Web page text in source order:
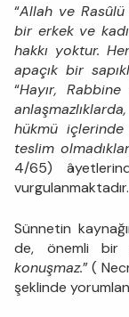
“Allah ve
bir erkek ve
hakkı yoktur.
apaçık bir
“Hayır,
hükmü
teslim
4/65)
vurgulanmaktadır.
Sünnetin
de, önemli bir
konuşmaz.” (
şeklinde